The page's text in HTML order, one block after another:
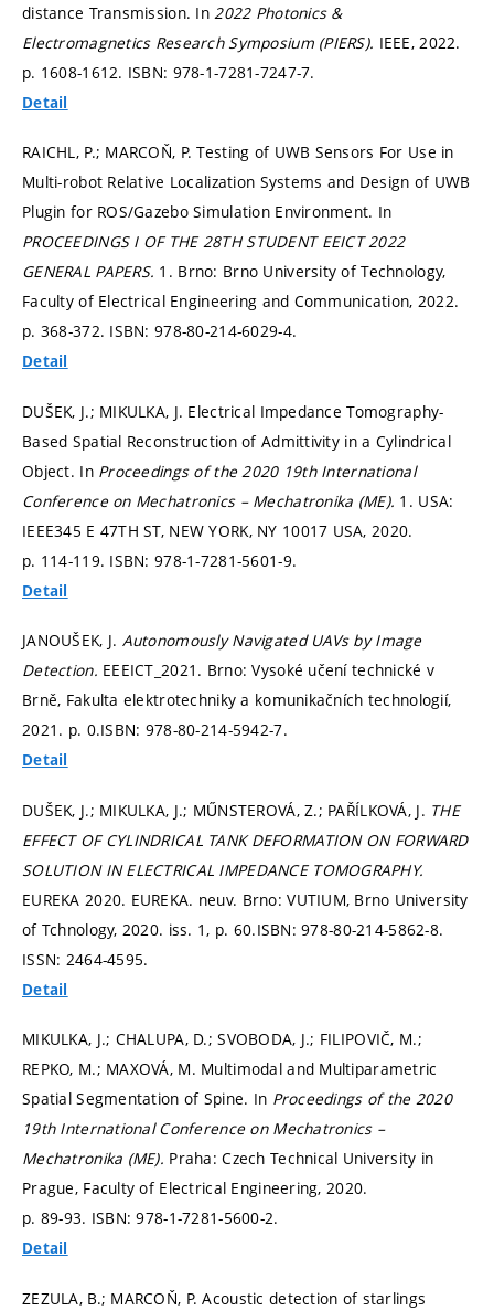
distance Transmission. In 2022 Photonics &
Electromagnetics Research Symposium (PIERS). IEEE, 2022.
p. 1608-1612. ISBN: 978-1-7281-7247-7.
Detail
RAICHL, P.; MARCOŇ, P. Testing of UWB Sensors For Use in
Multi-robot Relative Localization Systems and Design of UWB
Plugin for ROS/Gazebo Simulation Environment. In
PROCEEDINGS I OF THE 28TH STUDENT EEICT 2022
GENERAL PAPERS. 1. Brno: Brno University of Technology,
Faculty of Electrical Engineering and Communication, 2022.
p. 368-372. ISBN: 978-80-214-6029-4.
Detail
DUŠEK, J.; MIKULKA, J. Electrical Impedance Tomography-
Based Spatial Reconstruction of Admittivity in a Cylindrical
Object. In Proceedings of the 2020 19th International
Conference on Mechatronics – Mechatronika (ME). 1. USA:
IEEE345 E 47TH ST, NEW YORK, NY 10017 USA, 2020.
p. 114-119. ISBN: 978-1-7281-5601-9.
Detail
JANOUŠEK, J. Autonomously Navigated UAVs by Image
Detection. EEEICT_2021. Brno: Vysoké učení technické v
Brně, Fakulta elektrotechniky a komunikačních technologií,
2021. p. 0.ISBN: 978-80-214-5942-7.
Detail
DUŠEK, J.; MIKULKA, J.; MŰNSTEROVÁ, Z.; PAŘÍLKOVÁ, J. THE
EFFECT OF CYLINDRICAL TANK DEFORMATION ON FORWARD
SOLUTION IN ELECTRICAL IMPEDANCE TOMOGRAPHY.
EUREKA 2020. EUREKA. neuv. Brno: VUTIUM, Brno University
of Tchnology, 2020. iss. 1, p. 60.ISBN: 978-80-214-5862-8.
ISSN: 2464-4595.
Detail
MIKULKA, J.; CHALUPA, D.; SVOBODA, J.; FILIPOVIČ, M.;
REPKO, M.; MAXOVÁ, M. Multimodal and Multiparametric
Spatial Segmentation of Spine. In Proceedings of the 2020
19th International Conference on Mechatronics –
Mechatronika (ME). Praha: Czech Technical University in
Prague, Faculty of Electrical Engineering, 2020.
p. 89-93. ISBN: 978-1-7281-5600-2.
Detail
ZEZULA, B.; MARCOŇ, P. Acoustic detection of starlings